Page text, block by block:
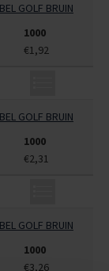
GOLF BRUIN
1000
€1,92
GOLF BRUIN
1000
€2,31
GOLF BRUIN
1000
€3,26